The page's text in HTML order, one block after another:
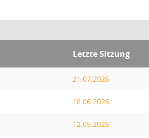
Letzte Sitzung
21.07.2026
18.06.2026
12.05.2026